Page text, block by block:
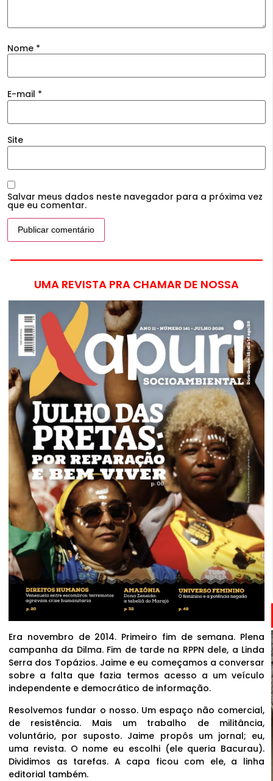
Nome *
E-mail *
Site
Salvar meus dados neste navegador para a próxima vez
que eu comentar.
UMA REVISTA PRA CHAMAR DE NOSSA
Era novembro de 2014. Primeiro fim de semana. Plena
campanha da Dilma. Fim de tarde na RPPN dele, a Linda
Serra dos Topázios. Jaime e eu começamos a conversar
sobre a falta que fazia termos acesso a um veículo
independente e democrático de informação.
Resolvemos fundar o nosso. Um espaço não comercial,
de resistência. Mais um trabalho de militância,
voluntário, por suposto. Jaime propôs um jornal; eu,
uma revista. O nome eu escolhi (ele queria Bacurau).
Dividimos as tarefas. A capa ficou com ele, a linha
editorial também.